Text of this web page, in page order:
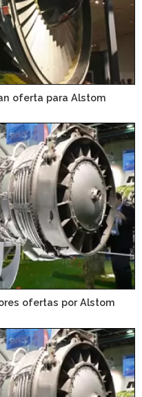
oferta para Alstom
ofertas por Alstom